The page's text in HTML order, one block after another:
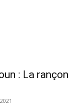
: La